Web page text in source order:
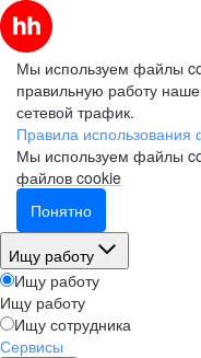
Мы используем файлы
правильную работу
сетевой трафик.
Правила использования
Мы используем файлы
файлов cookie
Понятно
Ищу работу
Ищу работу
Ищу работу
Ищу сотрудника
Сервисы